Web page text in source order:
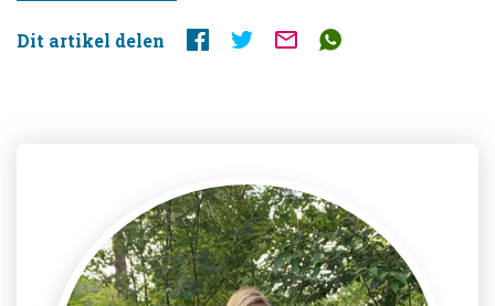
Dit artikel delen